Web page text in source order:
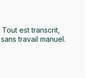
est transcrit,
travail manuel.